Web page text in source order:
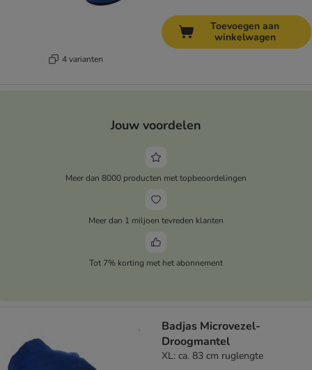
4 varianten
Toevoegen aan
winkelwagen
Jouw voordelen
Meer dan 8000 producten met topbeoordelingen
Meer dan 1 miljoen tevreden klanten
Tot 7% korting met het abonnement
Badjas Microvezel-
Droogmantel
XL: ca. 83 cm ruglengte